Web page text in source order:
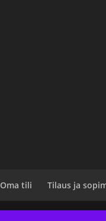
Oma tili Tilaus ja